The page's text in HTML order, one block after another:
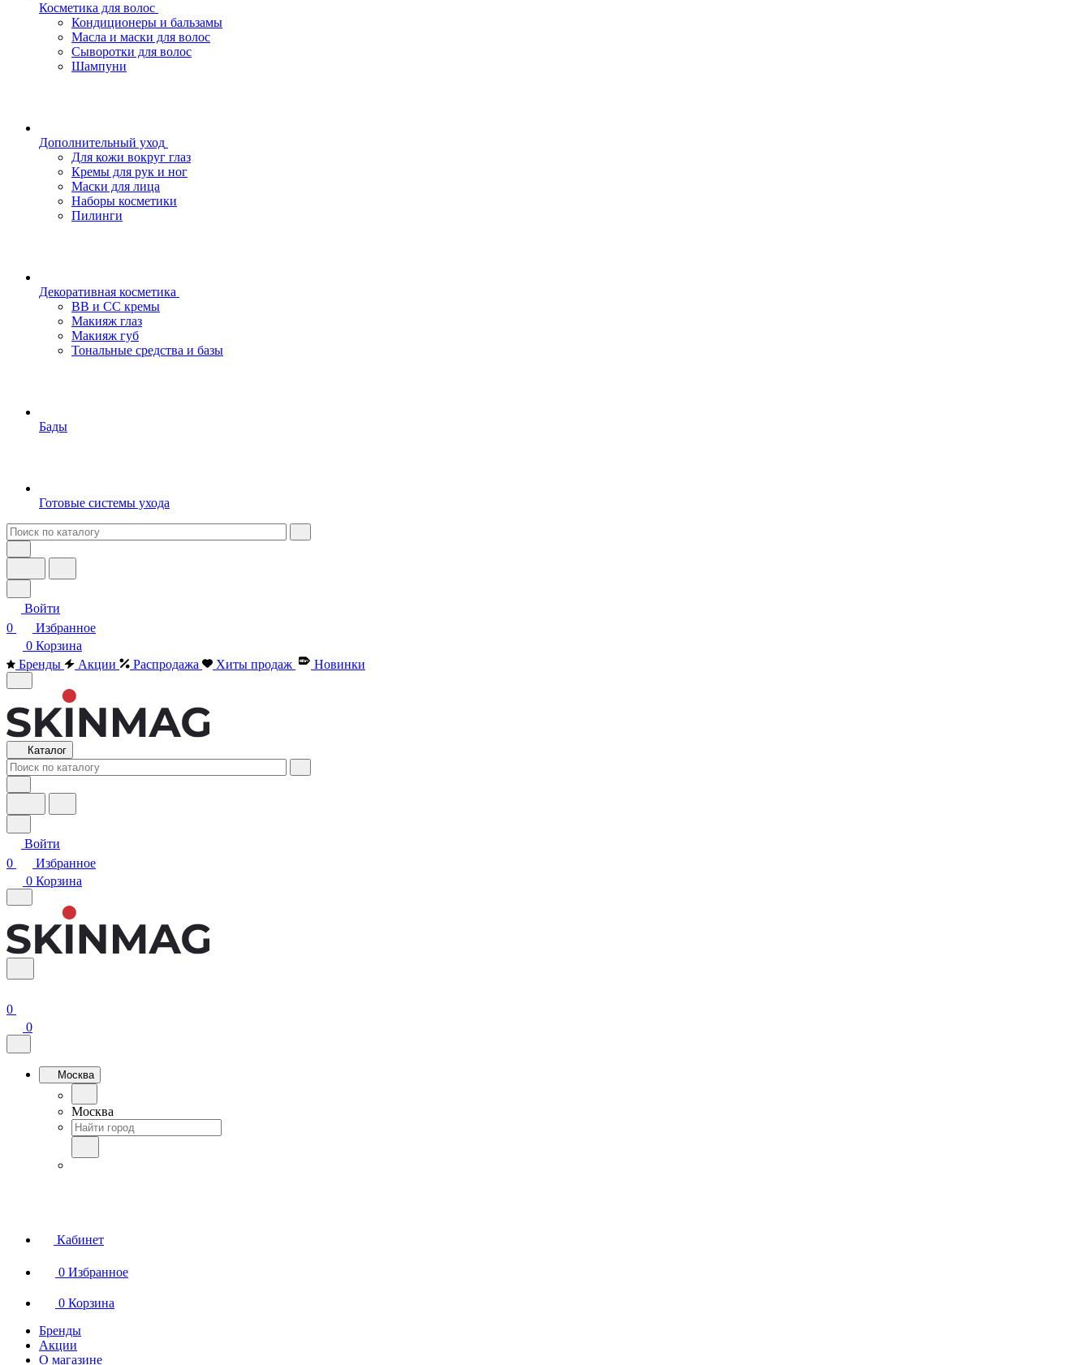
Косметика для волос
Кондиционеры и бальзамы
Масла и маски для волос
Сыворотки для волос
Шампуни
Дополнительный уход
Для кожи вокруг глаз
Кремы для рук и ног
Маски для лица
Наборы косметики
Пилинги
Декоративная косметика
BB и СС кремы
Макияж глаз
Макияж губ
Тональные средства и базы
Бады
Готовые системы ухода
Войти
0
Избранное
0 Корзина
Бренды
Акции Распродажа Хиты продаж Новинки
Каталог
Войти
0
Избранное
0 Корзина
0
0
Москва
Москва
Кабинет
0 Избранное
0 Корзина
Бренды
Акции
О магазине